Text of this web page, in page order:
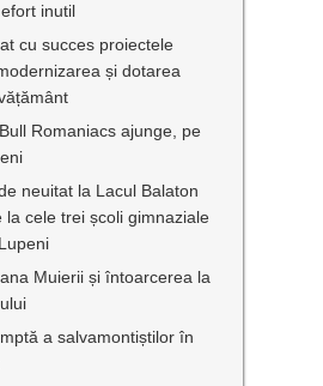
inutil
cu succes proiectele
și dotarea
Romaniacs ajunge, pe
neuitat la Lacul Balaton
la cele trei școli gimnaziale
Muierii și întoarcerea la
a salvamontiștilor în